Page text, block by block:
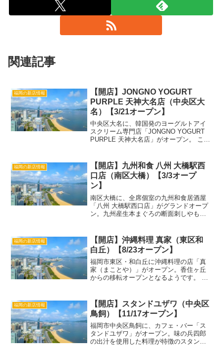
関連記事
福岡の新店情報
【開店】JONGNO YOGURT
PURPLE 天神大名店（中央区大
名）【3/21オープン】
中央区大名に、韓国発のヨーグルトアイ
スクリーム専門店「JONGNO YOGURT
PURPLE 天神大名店」がオープン。 この
(@jongno_yogurtpurple...
福岡の新店情報
【開店】九州和食 八州 大橋駅西
口店（南区大橋）【3/3オープ
ン】
南区大橋に、全席個室の九州和食居酒屋
「八州 大橋駅西口店」がグランドオープ
ン。九州産生本まぐろの断面刺しやもつ
たつ個室で、最大45名までの宴会にも対
応可能。 この投稿を...
福岡の新店情報
【開店】沖縄料理 真家（東区和
白丘）【8/23オープン】
福岡市東区・和白丘に沖縄料理の店「真
家（まことや）」がオープン。香住ヶ丘
からの移転オープンとなるようです。 こ
シェアした投稿「沖縄料理 真家」詳細...
福岡の新店情報
【開店】スタンドユザワ（中央区
鳥飼）【11/17オープン】
福岡市中央区鳥飼に、カフェ・バー「ス
タンドユザワ」がオープン。味の兵四郎
の出汁を使用した料理が特徴のスタンド